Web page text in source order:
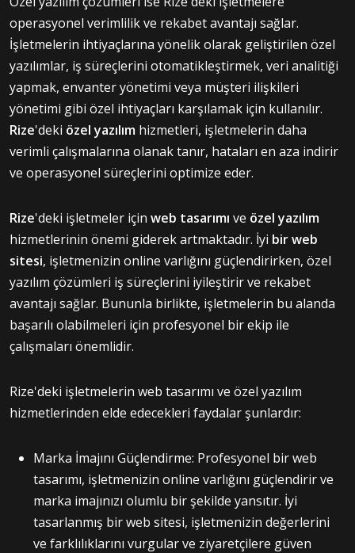
operasyonel verimlilik ve rekabet avantajı sağlar.
İşletmelerin ihtiyaçlarına yönelik olarak geliştirilen özel
yazılımlar, iş süreçlerini otomatikleştirmek, veri analitiği
yapmak, envanter yönetimi veya müşteri ilişkileri
yönetimi gibi özel ihtiyaçları karşılamak için kullanılır.
Rize'deki özel yazılım hizmetleri, işletmelerin daha
verimli çalışmalarına olanak tanır, hataları en aza indirir
ve operasyonel süreçlerini optimize eder.
Rize'deki işletmeler için web tasarımı ve özel yazılım
hizmetlerinin önemi giderek artmaktadır. İyi bir web
sitesi, işletmenizin online varlığını güçlendirirken, özel
yazılım çözümleri iş süreçlerini iyileştirir ve rekabet
avantajı sağlar. Bununla birlikte, işletmelerin bu alanda
başarılı olabilmeleri için profesyonel bir ekip ile
çalışmaları önemlidir.
Rize'deki işletmelerin web tasarımı ve özel yazılım
hizmetlerinden elde edecekleri faydalar şunlardır:
Marka İmajını Güçlendirme: Profesyonel bir web
tasarımı, işletmenizin online varlığını güçlendirir ve
marka imajınızı olumlu bir şekilde yansıtır. İyi
tasarlanmış bir web sitesi, işletmenizin değerlerini
ve farklılıklarını vurgular ve ziyaretçilere güven